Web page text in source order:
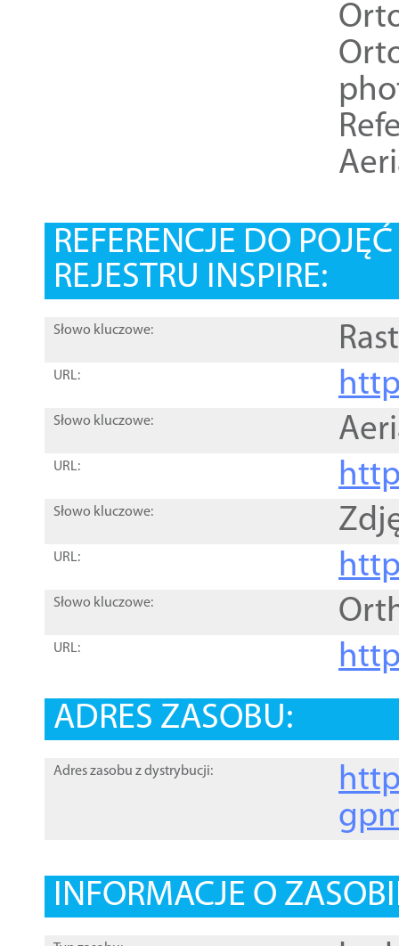
REFERENCJE DO
REJESTRU INSPIRE:
Słowo kluczowe:
URL:
Słowo kluczowe:
URL:
Słowo kluczowe:
URL:
Słowo kluczowe:
URL:
ADRES ZASOBU:
Adres zasobu z dystrybucji:
INFORMACJE O